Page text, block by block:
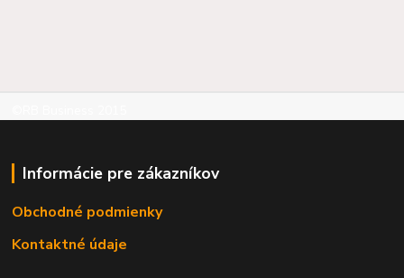
Informácie pre zákazníkov
Obchodné podmienky
Kontaktné údaje